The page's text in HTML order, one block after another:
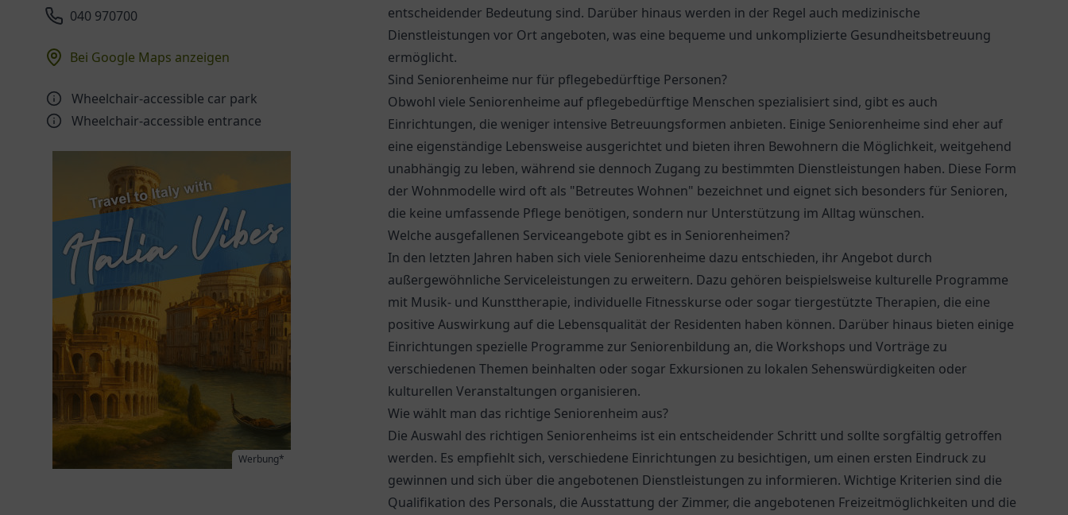
040 970700
Bei Google Maps anzeigen
Wheelchair-accessible car park
Wheelchair-accessible entrance
Werbung*
entscheidender Bedeutung sind. Darüber hinaus werden in der Regel auch medizinische
Dienstleistungen vor Ort angeboten, was eine bequeme und unkomplizierte Gesundheitsbetreuung
ermöglicht.
Sind Seniorenheime nur für pflegebedürftige Personen?
Obwohl viele Seniorenheime auf pflegebedürftige Menschen spezialisiert sind, gibt es auch
Einrichtungen, die weniger intensive Betreuungsformen anbieten. Einige Seniorenheime sind eher auf
eine eigenständige Lebensweise ausgerichtet und bieten ihren Bewohnern die Möglichkeit, weitgehend
unabhängig zu leben, während sie dennoch Zugang zu bestimmten Dienstleistungen haben. Diese Form
der Wohnmodelle wird oft als "Betreutes Wohnen" bezeichnet und eignet sich besonders für Senioren,
die keine umfassende Pflege benötigen, sondern nur Unterstützung im Alltag wünschen.
Welche ausgefallenen Serviceangebote gibt es in Seniorenheimen?
In den letzten Jahren haben sich viele Seniorenheime dazu entschieden, ihr Angebot durch
außergewöhnliche Serviceleistungen zu erweitern. Dazu gehören beispielsweise kulturelle Programme
mit Musik- und Kunsttherapie, individuelle Fitnesskurse oder sogar tiergestützte Therapien, die eine
positive Auswirkung auf die Lebensqualität der Residenten haben können. Darüber hinaus bieten einige
Einrichtungen spezielle Programme zur Seniorenbildung an, die Workshops und Vorträge zu
verschiedenen Themen beinhalten oder sogar Exkursionen zu lokalen Sehenswürdigkeiten oder
kulturellen Veranstaltungen organisieren.
Wie wählt man das richtige Seniorenheim aus?
Die Auswahl des richtigen Seniorenheims ist ein entscheidender Schritt und sollte sorgfältig getroffen
werden. Es empfiehlt sich, verschiedene Einrichtungen zu besichtigen, um einen ersten Eindruck zu
gewinnen und sich über die angebotenen Dienstleistungen zu informieren. Wichtige Kriterien sind die
Qualifikation des Personals, die Ausstattung der Zimmer, die angebotenen Freizeitmöglichkeiten und die